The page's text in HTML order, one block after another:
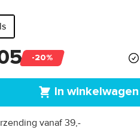
-20%
In winkelwagen
vanaf 39,-